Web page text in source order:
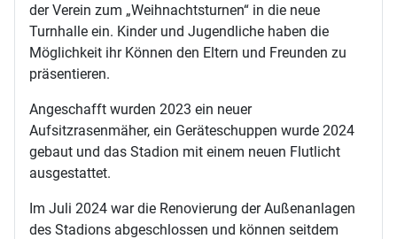
der Verein zum „Weihnachtsturnen“ in die neue
Turnhalle ein. Kinder und Jugendliche haben die
Möglichkeit ihr Können den Eltern und Freunden zu
präsentieren.
Angeschafft wurden 2023 ein neuer
Aufsitzrasenmäher, ein Geräteschuppen wurde 2024
gebaut und das Stadion mit einem neuen Flutlicht
ausgestattet.
Im Juli 2024 war die Renovierung der Außenanlagen
des Stadions abgeschlossen und können seitdem